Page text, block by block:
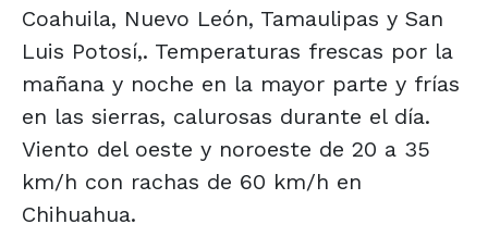
Coahuila, Nuevo León, Tamaulipas y San
Luis Potosí,. Temperaturas frescas por la
mañana y noche en la mayor parte y frías
en las sierras, calurosas durante el día.
Viento del oeste y noroeste de 20 a 35
km/h con rachas de 60 km/h en
Chihuahua.